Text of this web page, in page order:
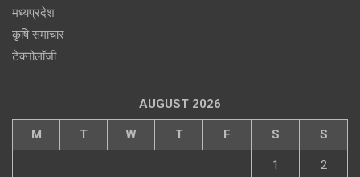
मध्यप्रदेश
कृषि समाचार
टेक्नोलॉजी
AUGUST 2026
M T W T F S S
1 2